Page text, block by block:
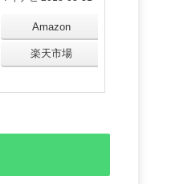
Amazon
楽天市場